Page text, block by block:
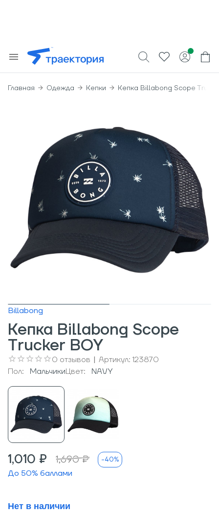
Главная Одежда Кепки Кепка Billabong Scope
Billabong
Кепка Billabong Scope
Trucker BOY
0 отзывов | Артикул: 123870
Пол:
МальчикиЦвет: NAVY
1,010 ₽ 1,690 ₽ -40%
До 50% баллами
Нет в наличии